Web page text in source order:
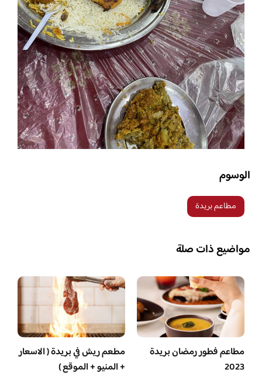
الوسوم
مطاعم بريدة
مواضيع ذات صلة
مطاعم فطور رمضان بريدة
2023
مطعم ريش في بريدة ( الاسعار
+ المنيو + الموقع )